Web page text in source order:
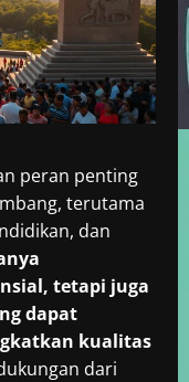
peran penting
terutama
dan
tetapi juga
dapat
kualitas
dari